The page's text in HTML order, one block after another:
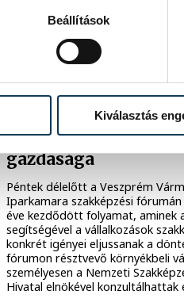
Beállítások
Kiválasztás
került, Rasovszky Kristófot a
2025. JANUÁR 4. 17:53
A ma szakképzése a
gazdasága
Péntek délelőtt a Veszprém
Iparkamara szakképzési
éve kezdődött folyamat, aminek
segítségével a vállalkozások
konkrét igényei eljussanak a
fórumon résztvevő környékbeli
személyesen a Nemzeti
Hivatal elnökével konzultálhattak